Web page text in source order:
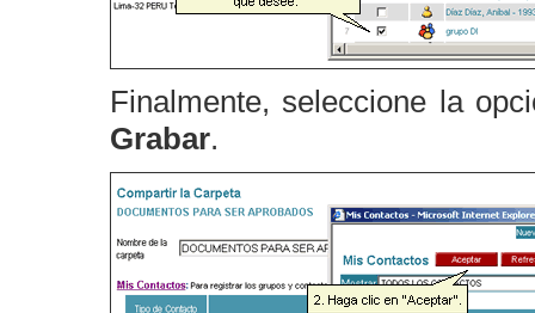
Finalmente, seleccione la
Grabar.